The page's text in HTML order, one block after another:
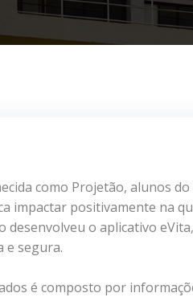
como Projetão, alunos
impactar positivamente na
o aplicativo
e segura.
é composto por